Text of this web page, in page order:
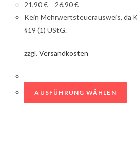
21,90€ – 26,90€
Kein Mehrwertsteuerausweis, da
§19 (1) UStG.
zzgl.Versandkosten
AUSFÜHRUNG WÄHLEN